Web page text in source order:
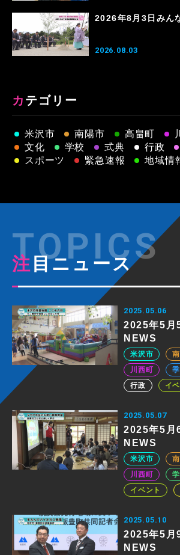
2026年8月3日みん
2026.08.03
カテゴリー
米沢市 南陽市 高畠町
文化
学校 式典 行政
スポーツ
緊急速報 地域情
注目ニュース
2025.05.06
2025年5月
NEWS
米沢市
川西町
行政
イ
2025.05.07
2025年5月
NEWS
米沢市
川西町
イベント
2025.05.10
2025年5月
NEWS